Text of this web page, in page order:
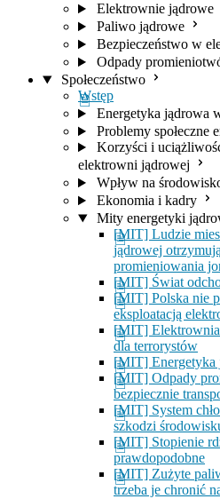
Elektrownie jądrowe
Paliwo jądrowe
Bezpieczeństwo w
Odpady
Społeczeństwo
Wstęp
Energetyka jądrowa
Problemy społeczne
Korzyści i
elektrowni jądrowej
Wpływ na
Ekonomia i kadry
Mity energetyki
[MIT] Ludzie
jądrowej
promieniowania
[MIT] Świat
[MIT] Polska nie
eksploatacją
[MIT] Elektrownia
dla terrorystów
[MIT] Energetyka
[MIT] Odpady
bezpiecznie
[MIT] System
szkodzi
[MIT] Stopienie
prawdopodobne
[MIT] Zużyte
trzeba je chronić